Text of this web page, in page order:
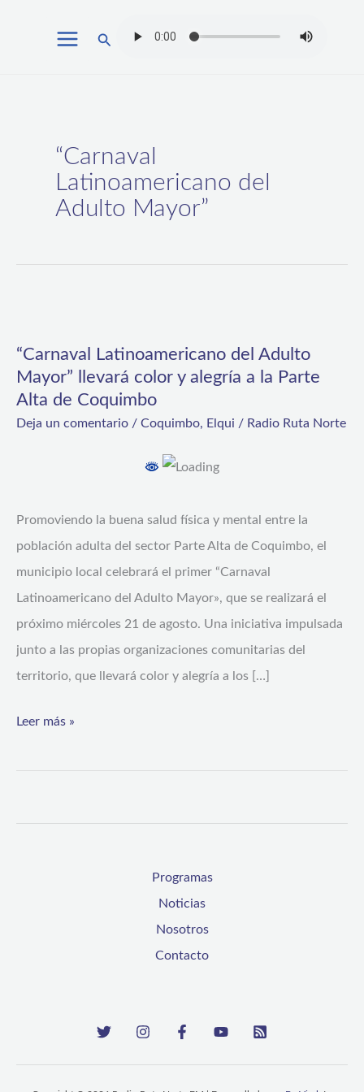
Buscar
“Carnaval
Latinoamericano del
Adulto Mayor”
“Carnaval Latinoamericano del Adulto
Mayor” llevará color y alegría a la Parte
Alta de Coquimbo
Deja un comentario / Coquimbo, Elqui / Radio Ruta Norte
Promoviendo la buena salud física y mental entre la
población adulta del sector Parte Alta de Coquimbo, el
municipio local celebrará el primer “Carnaval
Latinoamericano del Adulto Mayor», que se realizará el
próximo miércoles 21 de agosto. Una iniciativa impulsada
junto a las propias organizaciones comunitarias del
territorio, que llevará color y alegría a los […]
del
Adulto
alegría
a
la
Parte
Alta
de
Coquimbo
Leer más »
Programas
Noticias
Nosotros
Contacto